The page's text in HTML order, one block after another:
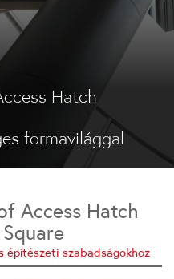
Hatch
formavilággal
Access Hatch
építészeti szabadságokhoz